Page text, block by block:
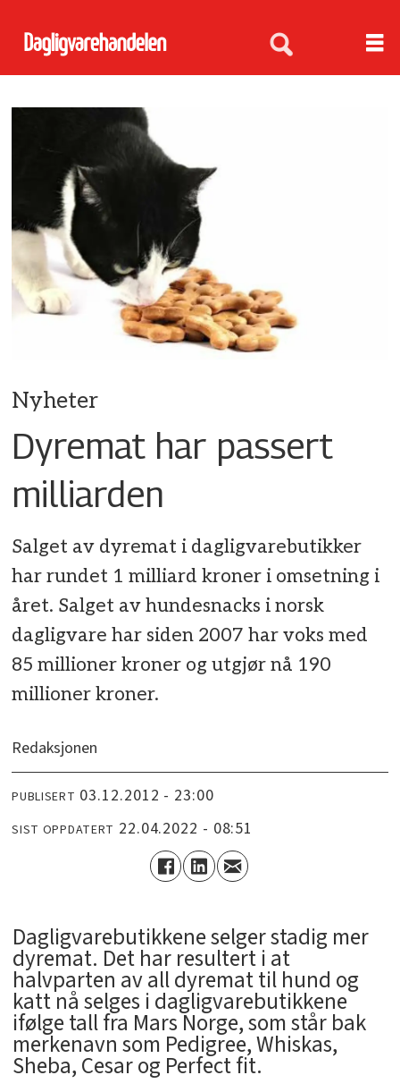
Nyheter
Dyremat har passert
milliarden
Salget av dyremat i dagligvarebutikker
har rundet 1 milliard kroner i omsetning i
året. Salget av hundesnacks i norsk
dagligvare har siden 2007 har voks med
85 millioner kroner og utgjør nå 190
millioner kroner.
Redaksjonen
PUBLISERT 03.12.2012 - 23:00
SIST OPPDATERT 22.04.2022 - 08:51
Dagligvarebutikkene selger stadig mer
dyremat. Det har resultert i at
halvparten av all dyremat til hund og
katt nå selges i dagligvarebutikkene
ifølge tall fra Mars Norge, som står bak
merkenavn som Pedigree, Whiskas,
Sheba, Cesar og Perfect fit.